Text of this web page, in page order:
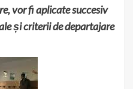
vor fi aplicate succesiv
și criterii de departajare